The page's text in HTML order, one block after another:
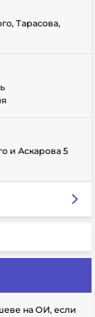
Тарасова,
и Аскарова 5
на ОИ, если